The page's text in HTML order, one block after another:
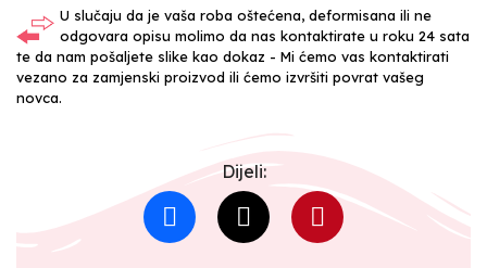
U slučaju da je vaša roba oštećena, deformisana ili ne
odgovara opisu molimo da nas kontaktirate u roku 24 sata
te da nam pošaljete slike kao dokaz - Mi ćemo vas kontaktirati
vezano za zamjenski proizvod ili ćemo izvršiti povrat vašeg
novca.
Dijeli: